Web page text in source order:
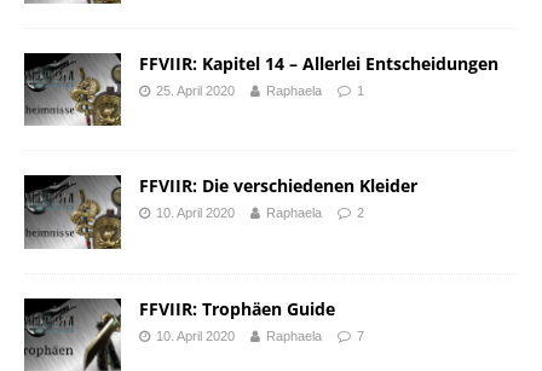
FFVIIR: Kapitel 14 – Allerlei Entscheidungen
25. April 2020 Raphaela 1
FFVIIR: Die verschiedenen Kleider
10. April 2020 Raphaela 2
FFVIIR: Trophäen Guide
10. April 2020 Raphaela 7